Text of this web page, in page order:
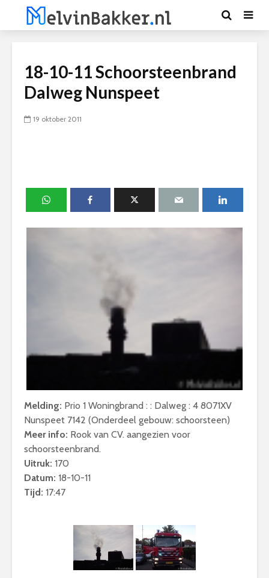
18-10-11 Schoorsteenbrand
Dalweg Nunspeet
19 oktober 2011
Melding: Prio 1 Woningbrand : : Dalweg : 4 8071XV
Nunspeet 7142 (Onderdeel gebouw: schoorsteen)
Meer info: Rook van CV. aangezien voor
schoorsteenbrand.
Uitruk: 170
Datum: 18-10-11
Tijd: 17:47